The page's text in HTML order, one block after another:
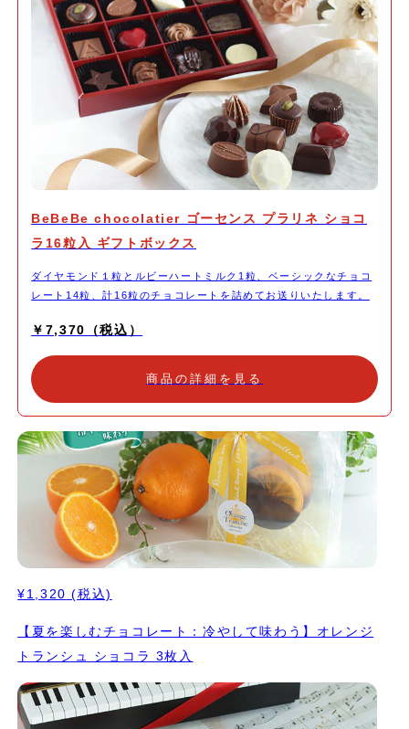
BeBeBe chocolatier ゴーセンス プラリネ ショコ
ラ16粒入 ギフトボックス
ダイヤモンド１粒とルビーハートミルク1粒、ベーシックなチョコ
レート14粒、計16粒のチョコレートを詰めてお送りいたします。
￥7,370（税込）
商品の詳細を見る
¥1,320 (税込)
【夏を楽しむチョコレート：冷やして味わう】オレンジ
トランシュ ショコラ 3枚入